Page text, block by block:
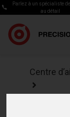
Parlez à un spécialiste
au détail
Centre